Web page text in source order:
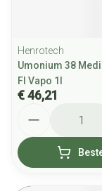
Henrotech
Umonium 38
Fl Vapo 1l
€ 46,21